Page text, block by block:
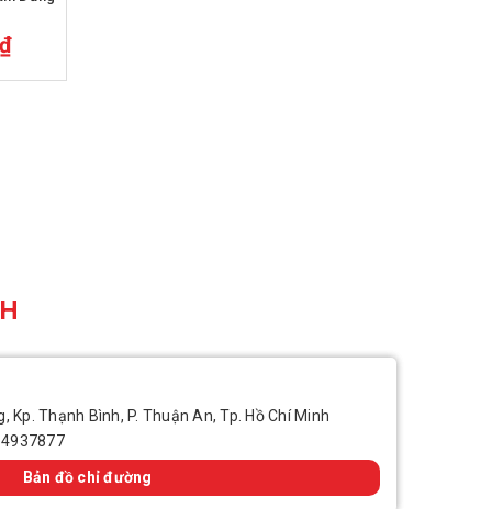
Kp. Thạnh Bình, P. Thuận An, Tp. Hồ Chí Minh
Bản đồ chỉ đường